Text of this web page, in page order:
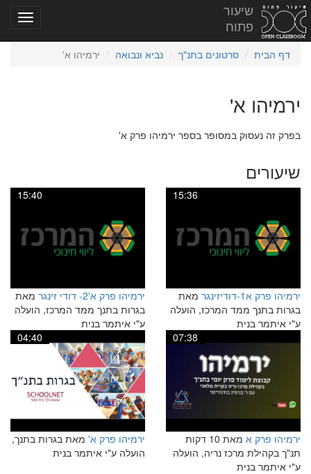
שיעור
פתוח
דף הבית סרטונים בתנ"ך נביא ונבואה ירמיהו א'
ירמיהו א'
בפרק זה נעסוק במסופר בספר ירמיהו פרק א'
שיעורים
15:36
ירמיהו פרק א1-דודיזינגר
מאת
בגרות בתנך ממד המרכז, הועלה
ע"י איתמר בנית
15:40
ירמיהו פרק א'2- דודי זינגר
מאת
בגרות בתנך ממד המרכז, הועלה
ע"י איתמר בנית
07:38
ירמיהו פרק א
מאת 10 דקות
תנ"ך בקהילת מרכז נריה, הועלה
ע"י איתמר בנית
04:40
ירמיהו פרק א' מאת בגרות בתנך,
הועלה ע"י איתמר בנית